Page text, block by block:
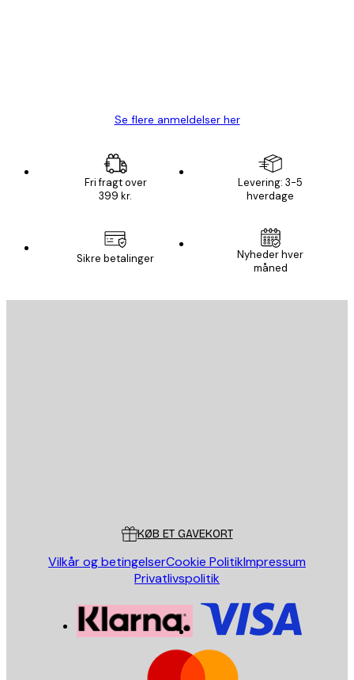
Se flere anmeldelser her
Fri fragt over
399 kr.
Levering: 3-5
hverdage
Sikre betalinger
Nyheder hver
måned
KØB ET GAVEKORT
Vilkår og betingelserCookie PolitikImpressum
Privatlivspolitik